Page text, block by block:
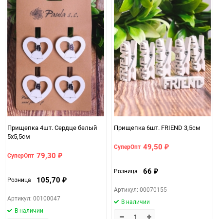
Прищепка 4шт. Сердце белый
5х5,5см
СуперОпт 79,30 ₽
Розница 105,70 ₽
Артикул: 00100047
В наличии
Прищепка 6шт. FRIEND 3,5см
СуперОпт 49,50 ₽
Розница 66 ₽
Артикул: 00070155
В наличии